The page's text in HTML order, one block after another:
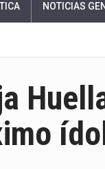
NOTICIAS